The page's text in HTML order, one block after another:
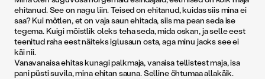
ehitanud. See on nagu liin. Teised on ehitanud, kuidas siis mina ei
saa? Kui mõtlen, et on vaja saun ehitada, siis ma pean seda ise
tegema. Kuigi mõistlik oleks teha seda, mida oskan, ja selle eest
teenitud raha eest näiteks iglusaun osta, aga minu jaoks see ei
käi nii.
Vanavanaisa ehitas kunagi palkmaja, vanaisa tellistest maja, isa
pani püsti suvila, mina ehitan sauna. Selline õhtumaa allakäik.